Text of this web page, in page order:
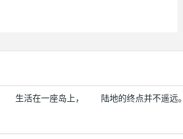
活在一座岛上， 陆地的终点并不遥远。